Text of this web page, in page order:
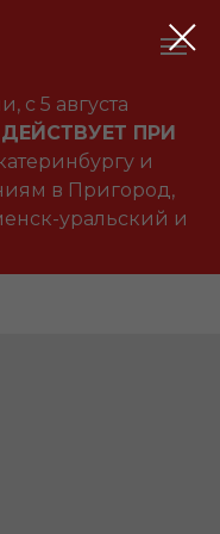
с 5 августа
ПРИ
и
в Пригород,
уральский и